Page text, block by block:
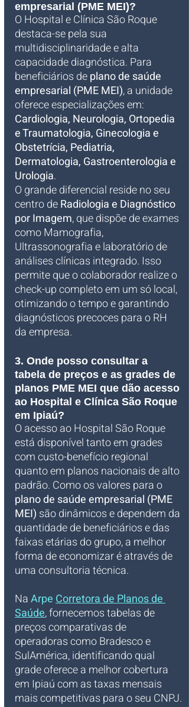
empresarial (PME MEI)?
O Hospital e Clínica São Roque
destaca-se pela sua
multidisciplinaridade e alta
capacidade diagnóstica. Para
beneficiários de plano de saúde
empresarial (PME MEI), a unidade
oferece especializações em:
Cardiologia, Neurologia, Ortopedia
e Traumatologia, Ginecologia e
Obstetrícia, Pediatria,
Dermatologia, Gastroenterologia e
Urologia.
O grande diferencial reside no seu
centro de Radiologia e Diagnóstico
por Imagem, que dispõe de exames
como Mamografia,
Ultrassonografia e laboratório de
análises clínicas integrado. Isso
permite que o colaborador realize o
check-up completo em um só local,
otimizando o tempo e garantindo
diagnósticos precoces para o RH
da empresa.
3. Onde posso consultar a
tabela de preços e as grades de
planos PME MEI que dão acesso
ao Hospital e Clínica São Roque
em Ipiaú?
O acesso ao Hospital São Roque
está disponível tanto em grades
com custo-benefício regional
quanto em planos nacionais de alto
padrão. Como os valores para o
plano de saúde empresarial (PME
MEI) são dinâmicos e dependem da
quantidade de beneficiários e das
faixas etárias do grupo, a melhor
forma de economizar é através de
uma consultoria técnica.
Na Arpe Corretora de Planos de
Saúde, fornecemos tabelas de
preços comparativas de
operadoras como Bradesco e
SulAmérica, identificando qual
grade oferece a melhor cobertura
em Ipiaú com as taxas mensais
mais competitivas para o seu CNPJ.